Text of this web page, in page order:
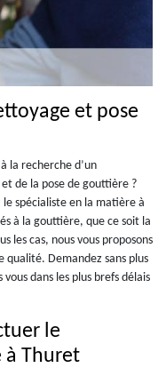
et pose
la recherche d’un
de la pose de gouttière ?
spécialiste en la matière à
à la gouttière, que ce soit la
les cas, nous vous proposons
Demandez sans plus
dans les plus brefs délais
le
à Thuret